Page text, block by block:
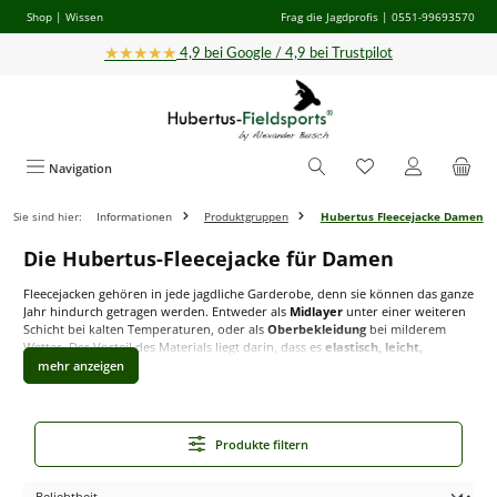
Zum Hauptinhalt springen
Shop | Wissen Frag die Jagdprofis | 0551-99693570
★★★★★ 4,9 bei Google / 4,9 bei Trustpilot
Navigation
Sie sind hier: Informationen Produktgruppen Hubertus Fleecejacke Damen
Die Hubertus-Fleecejacke für Damen
Fleecejacken gehören in jede jagdliche Garderobe, denn sie können das ganze
Jahr hindurch getragen werden. Entweder als Midlayer unter einer weiteren
Schicht bei kalten Temperaturen, oder als Oberbekleidung bei milderem
Wetter. Der Vorteil des Materials liegt darin, dass es elastisch, leicht,
atmungsaktiv, thermoisolierend und schnelltrocknend
Nieselregen stellt kein Problem dar. Somit ist die perfekte Fleecejacke ein
Das breite Angebot von Hubertus an Fleecejacken für
Jägerinnen
Produkte filtern